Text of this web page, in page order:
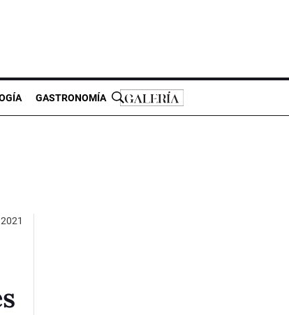
GASTRONOMÍA